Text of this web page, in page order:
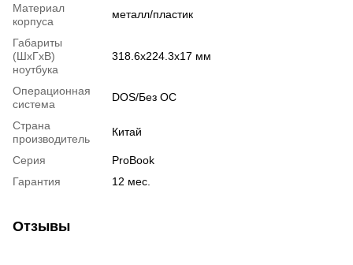
Материал
корпуса
металл/пластик
Габариты
(ШхГхВ)
ноутбука
318.6х224.3х17 мм
Операционная
система
DOS/Без ОС
Страна
производитель
Китай
Серия
ProBook
Гарантия
12 мес.
Отзывы